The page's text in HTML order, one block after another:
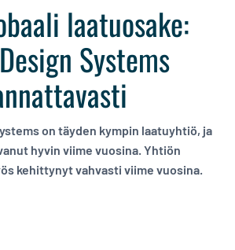
laatuosake:
Systems
on täyden kympin laatuyhtiö, ja
hyvin viime vuosina. Yhtiön
kehittynyt vahvasti viime vuosina.